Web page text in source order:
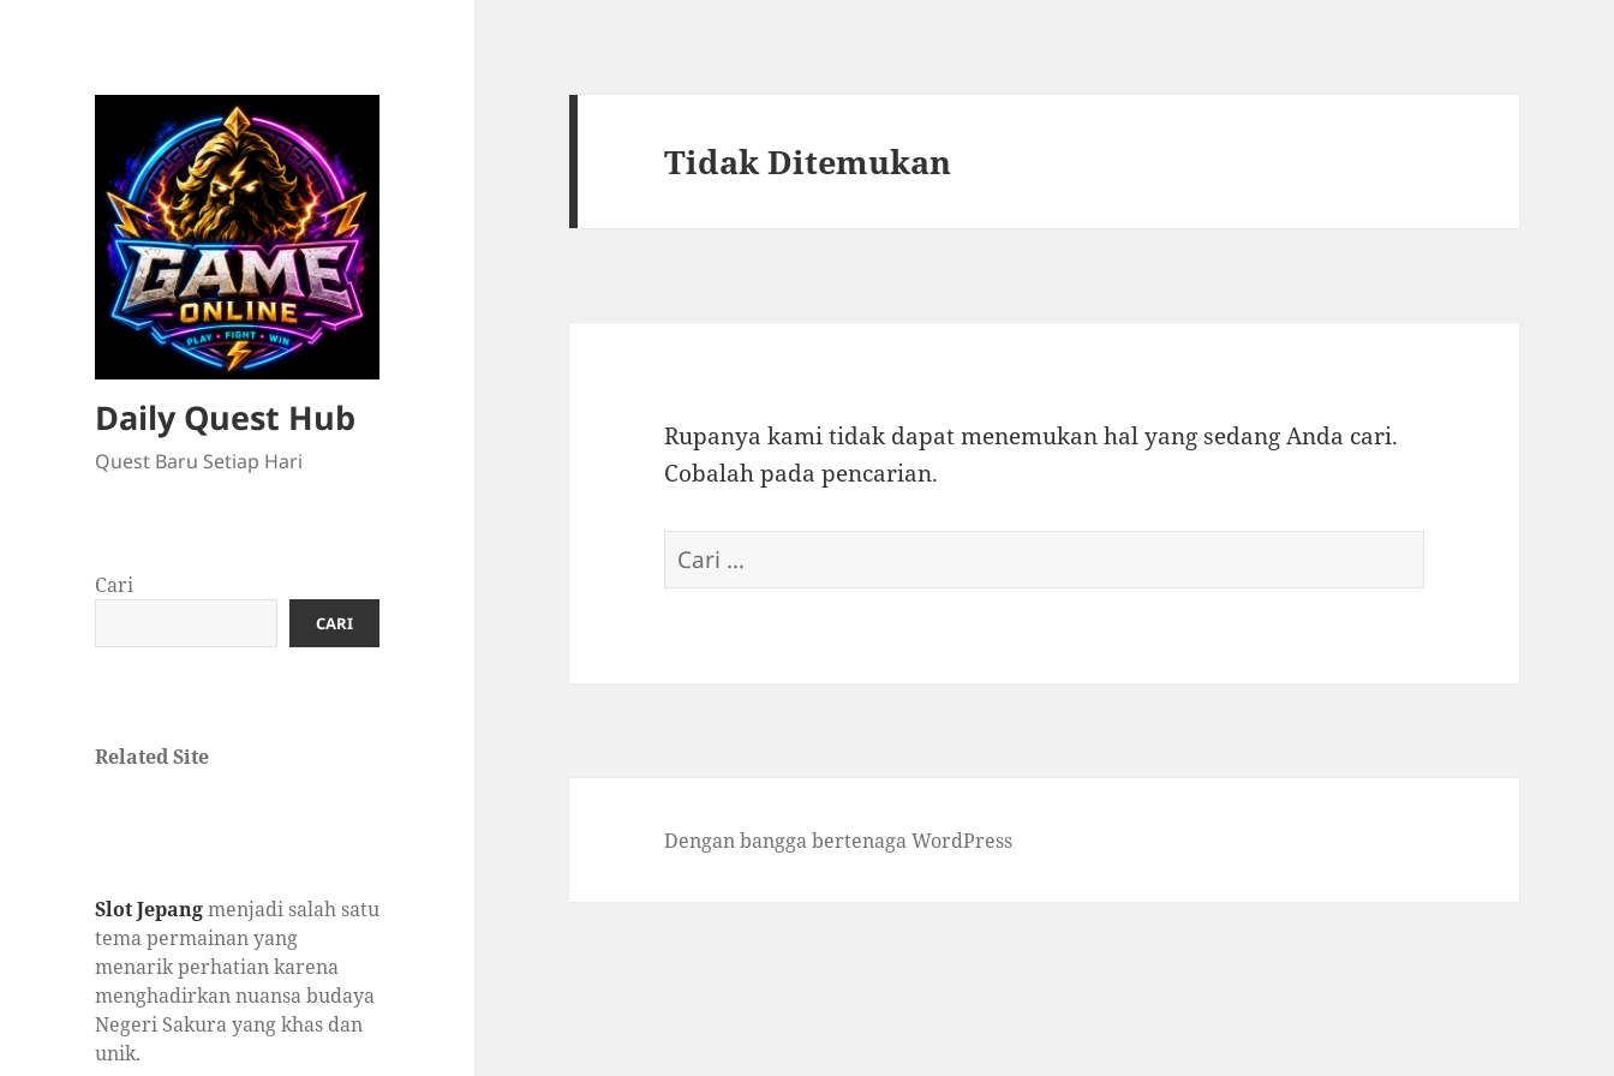
Daily Quest Hub
Quest Baru Setiap Hari
Cari
CARI
Related Site
Slot Jepangmenjadi salah satu
tema permainan yang
menarik perhatian karena
menghadirkan nuansa budaya
Negeri Sakura yang khas dan
unik.
Tidak Ditemukan
Rupanya kami tidak dapat menemukan hal yang sedang Anda cari.
Cobalah pada pencarian.
Cari
untuk:
Dengan bangga bertenaga WordPress